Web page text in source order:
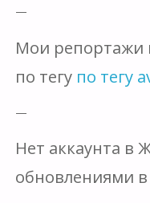
—
Мои репортажи
по тегу по тегу
—
Нет аккаунта в
обновлениями в